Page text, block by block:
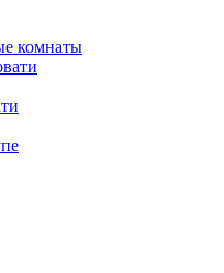
комнаты